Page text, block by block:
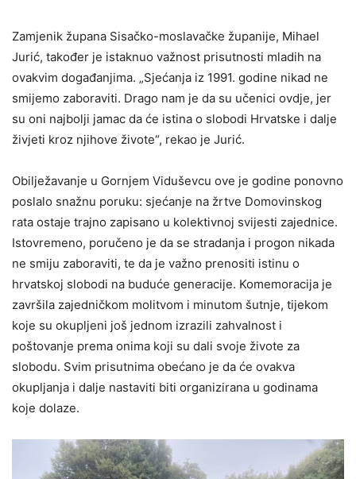
Zamjenik župana Sisačko-moslavačke županije, Mihael
Jurić, također je istaknuo važnost prisutnosti mladih na
ovakvim događanjima. „Sjećanja iz 1991. godine nikad ne
smijemo zaboraviti. Drago nam je da su učenici ovdje, jer
su oni najbolji jamac da će istina o slobodi Hrvatske i dalje
živjeti kroz njihove živote“, rekao je Jurić.
Obilježavanje u Gornjem Viduševcu ove je godine ponovno
poslalo snažnu poruku: sjećanje na žrtve Domovinskog
rata ostaje trajno zapisano u kolektivnoj svijesti zajednice.
Istovremeno, poručeno je da se stradanja i progon nikada
ne smiju zaboraviti, te da je važno prenositi istinu o
hrvatskoj slobodi na buduće generacije. Komemoracija je
završila zajedničkom molitvom i minutom šutnje, tijekom
koje su okupljeni još jednom izrazili zahvalnost i
poštovanje prema onima koji su dali svoje živote za
slobodu. Svim prisutnima obećano je da će ovakva
okupljanja i dalje nastaviti biti organizirana u godinama
koje dolaze.